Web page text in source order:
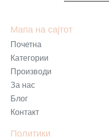
Мапа на сајтот
Почетна
Категории
Производи
За нас
Блог
Контакт
Политики